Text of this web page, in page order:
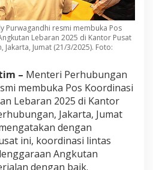
Purwagandhi resmi membuka Pos
Lebaran 2025 di Kantor Pusat
Jumat (21/3/2025). Foto:
– Menteri Perhubungan
membuka Pos Koordinasi
Lebaran 2025 di Kantor
Jakarta, Jumat
dengan
ini, koordinasi lintas
Angkutan
dengan baik.